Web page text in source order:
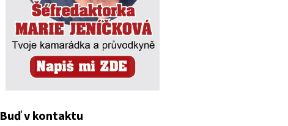
Buď v kontaktu